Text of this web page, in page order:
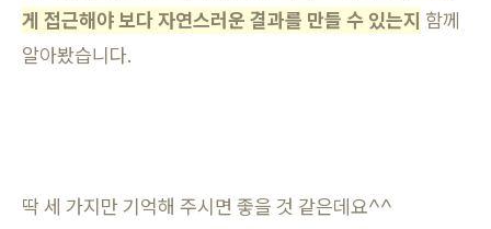
게 접근해야 보다 자연스러운 결과를 만들 수 있는지 함께
알아봤습니다.
딱 세 가지만 기억해 주시면 좋을 것 같은데요^^